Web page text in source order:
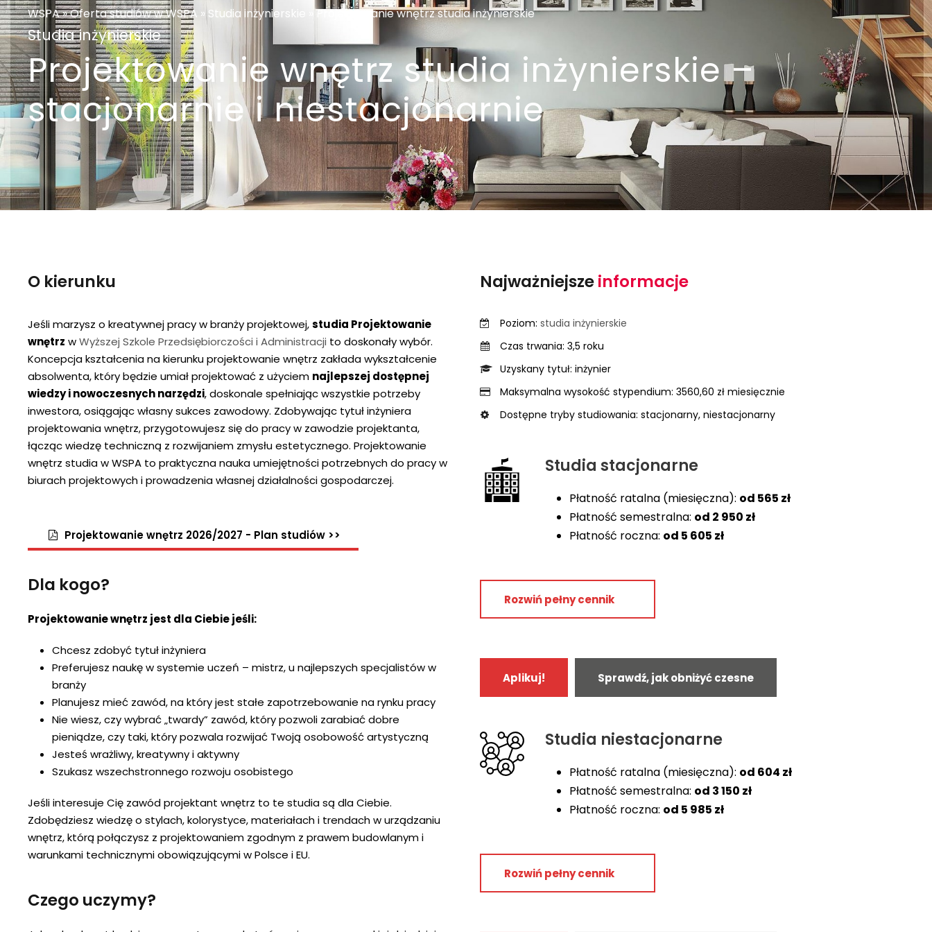
WSPA»Oferta studiów w WSPA »Studia inżynierskie »Projektowanie wnętrz studia inżynierskie
Studia inżynierskie
Projektowanie wnętrz studia inżynierskie –
stacjonarnie i niestacjonarnie
O kierunku
Jeśli marzysz o kreatywnej pracy w branży projektowej,studia Projektowanie
wnętrz wWyższej Szkole Przedsiębiorczości i Administracji to doskonały wybór.
Koncepcja kształcenia na kierunku projektowanie wnętrz zakłada wykształcenie
absolwenta, który będzie umiał projektować z użyciem najlepszej dostępnej
wiedzy i nowoczesnych narzędzi, doskonale spełniając wszystkie potrzeby
inwestora, osiągając własny sukces zawodowy. Zdobywając tytuł inżyniera
projektowania wnętrz, przygotowujesz się do pracy w zawodzie projektanta,
łącząc wiedzę techniczną z rozwijaniem zmysłu estetycznego. Projektowanie
wnętrz studia w WSPA to praktyczna nauka umiejętności potrzebnych do pracy w
biurach projektowych i prowadzenia własnej działalności gospodarczej.
Projektowanie wnętrz 2026/2027 - Plan studiów >>
Dla kogo?
Projektowanie wnętrz jest dla Ciebie jeśli:
Chcesz zdobyć tytuł inżyniera
Preferujesz naukę w systemie uczeń – mistrz, u najlepszych specjalistów w
branży
Planujesz mieć zawód, na który jest stałe zapotrzebowanie na rynku pracy
Nie wiesz, czy wybrać „twardy” zawód, który pozwoli zarabiać dobre
pieniądze, czy taki, który pozwala rozwijać Twoją osobowość artystyczną
Jesteś wrażliwy, kreatywny i aktywny
Szukasz wszechstronnego rozwoju osobistego
Jeśli interesuje Cię zawód projektant wnętrz to te studia są dla Ciebie.
Zdobędziesz wiedzę o stylach, kolorystyce, materiałach i trendach w urządzaniu
wnętrz, którą połączysz z projektowaniem zgodnym z prawem budowlanym i
warunkami technicznymi obowiązującymi w Polsce i EU.
Czego uczymy?
Najważniejszeinformacje
Poziom: studia inżynierskie
Czas trwania: 3,5 roku
Uzyskany tytuł: inżynier
Maksymalna wysokość stypendium: 3560,60 zł miesięcznie
Dostępne tryby studiowania: stacjonarny, niestacjonarny
Studia stacjonarne
Płatność ratalna (miesięczna): od 565 zł
Płatność semestralna: od 2 950 zł
Płatność roczna: od 5 605 zł
Rok
studiów
Czesne roczne
bonifikatą 5%
Rok 2
6 365 zł 3 350 zł
Całkowity koszt studiów przy płatności ratalnej
Zaoszczędź płacąc rocznie lub semestralnie!
Całkowity koszt studiów przy płatności rocznej lub
semestralnej
Rozwiń pełny cennik
Aplikuj! Sprawdź, jak obniżyć czesne
Studia niestacjonarne
Płatność ratalna (miesięczna): od 604 zł
Płatność semestralna: od 3 150 zł
Płatność roczna: od 5 985 zł
Rok
studiów
Czesne roczne
bonifikatą 5%
Rozwiń pełny cennik